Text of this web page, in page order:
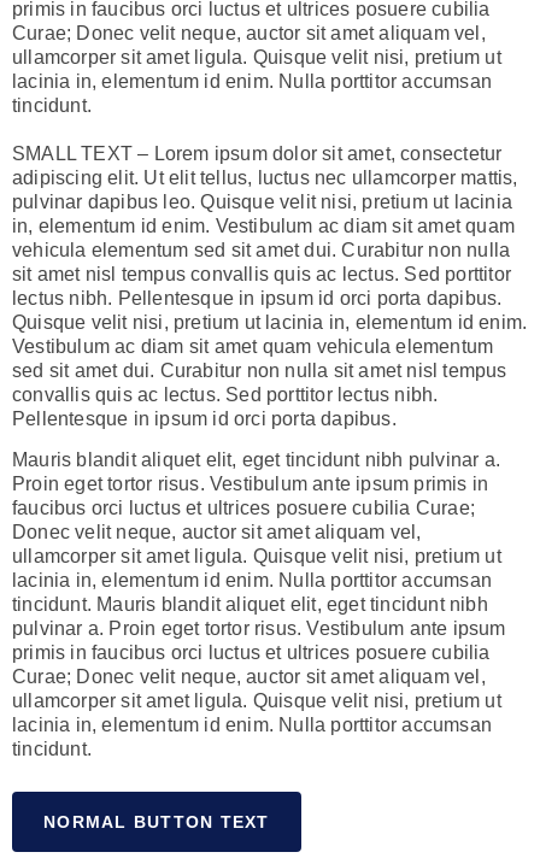
primis in faucibus orci luctus et ultrices posuere cubilia
Curae; Donec velit neque, auctor sit amet aliquam vel,
ullamcorper sit amet ligula. Quisque velit nisi, pretium ut
lacinia in, elementum id enim. Nulla porttitor accumsan
tincidunt.
SMALL TEXT – Lorem ipsum dolor sit amet, consectetur
adipiscing elit. Ut elit tellus, luctus nec ullamcorper mattis,
pulvinar dapibus leo. Quisque velit nisi, pretium ut lacinia
in, elementum id enim. Vestibulum ac diam sit amet quam
vehicula elementum sed sit amet dui. Curabitur non nulla
sit amet nisl tempus convallis quis ac lectus. Sed porttitor
lectus nibh. Pellentesque in ipsum id orci porta dapibus.
Quisque velit nisi, pretium ut lacinia in, elementum id enim.
Vestibulum ac diam sit amet quam vehicula elementum
sed sit amet dui. Curabitur non nulla sit amet nisl tempus
convallis quis ac lectus. Sed porttitor lectus nibh.
Pellentesque in ipsum id orci porta dapibus.
Mauris blandit aliquet elit, eget tincidunt nibh pulvinar a.
Proin eget tortor risus. Vestibulum ante ipsum primis in
faucibus orci luctus et ultrices posuere cubilia Curae;
Donec velit neque, auctor sit amet aliquam vel,
ullamcorper sit amet ligula. Quisque velit nisi, pretium ut
lacinia in, elementum id enim. Nulla porttitor accumsan
tincidunt. Mauris blandit aliquet elit, eget tincidunt nibh
pulvinar a. Proin eget tortor risus. Vestibulum ante ipsum
primis in faucibus orci luctus et ultrices posuere cubilia
Curae; Donec velit neque, auctor sit amet aliquam vel,
ullamcorper sit amet ligula. Quisque velit nisi, pretium ut
lacinia in, elementum id enim. Nulla porttitor accumsan
tincidunt.
NORMAL BUTTON TEXT